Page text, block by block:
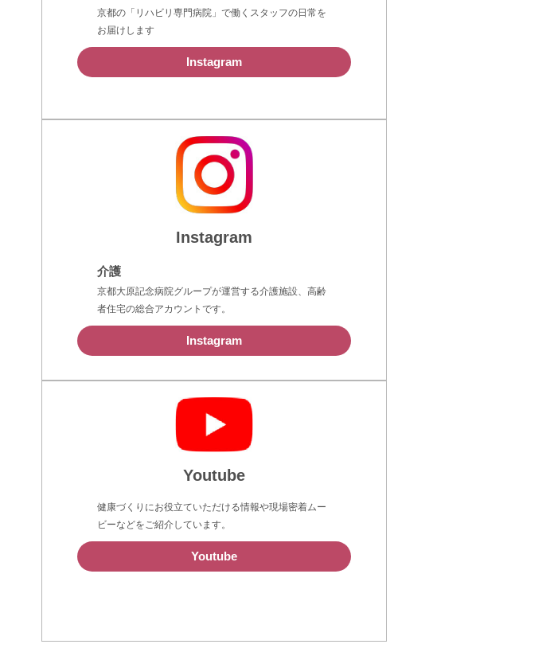
京都の「リハビリ専門病院」で働くスタッフの日常を
お届けします
Instagram
Instagram
介護
京都大原記念病院グループが運営する介護施設、高齢
者住宅の総合アカウントです。
Instagram
Youtube
健康づくりにお役立ていただける情報や現場密着ムー
ビーなどをご紹介しています。
Youtube